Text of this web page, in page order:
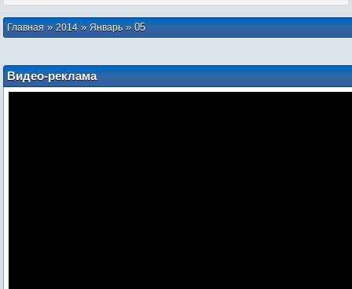
Главная»2014 » Январь » 05
Видео-реклама